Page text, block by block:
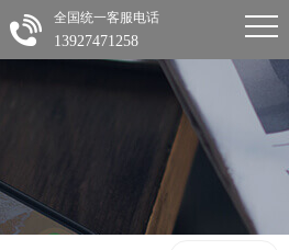
全国统一客服电话
13927471258